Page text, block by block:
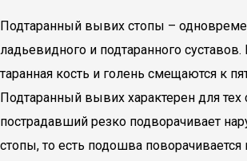
Подтаранный вывих стопы –
ладьевидного и подтаранного
таранная кость и голень смещаются к
Подтаранный вывих характерен для тех
пострадавший резко подворачивает
стопы, то есть подошва поворачивается